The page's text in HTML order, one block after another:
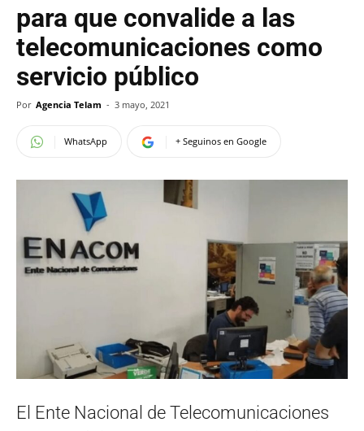
para que convalide a las
telecomunicaciones como
servicio público
Por Agencia Telam - 3 mayo, 2021
WhatsApp + Seguinos en Google
El Ente Nacional de Telecomunicaciones